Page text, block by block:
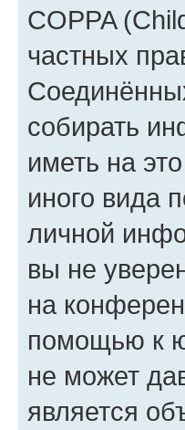
COPPA
частных
собирать
иметь на
иного вида
личной
вы не
на
помощью к
не может
является